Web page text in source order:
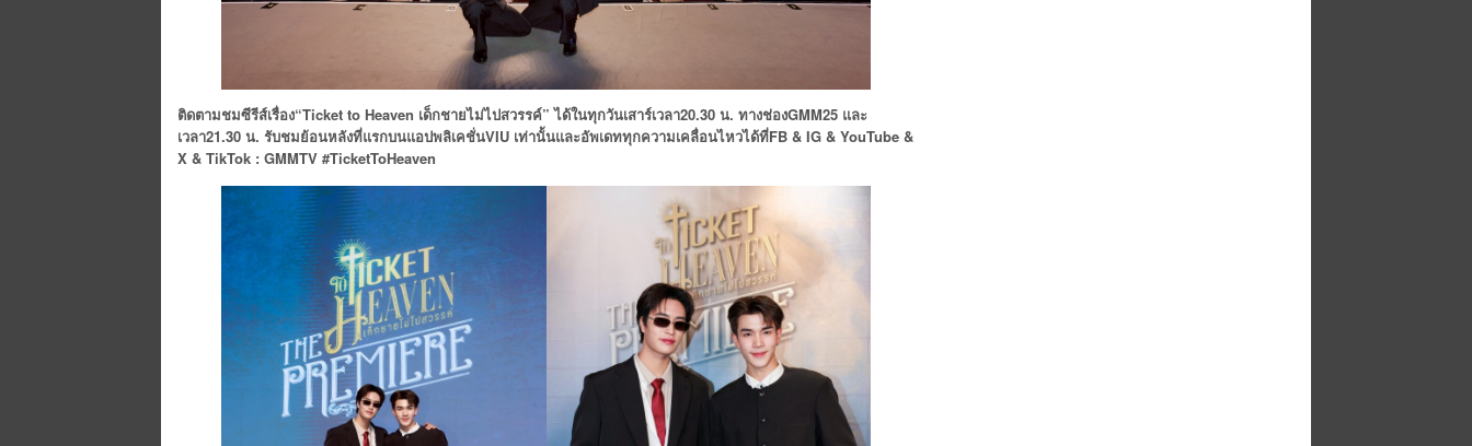
ติดตามชมซีรีส์เรื่อง“Ticket to Heaven เด็กชายไม่ไปสวรรค์”ได้ในทุกวันเสาร์เวลา20.30 น. ทางช่องGMM25 และ
เวลา21.30 น. รับชมย้อนหลังที่แรกบนแอปพลิเคชั่นVIU เท่านั้นและอัพเดททุกความเคลื่อนไหวได้ที่FB & IG & YouTube &
X & TikTok : GMMTV #TicketToHeaven